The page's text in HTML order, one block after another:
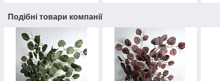
Подібні товари компанії